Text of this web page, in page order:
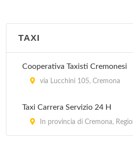
TAXI
Cooperativa Taxisti Cremonesi
via Lucchini 105, Cremona
Taxi Carrera Servizio 24 H
In provincia di Cremona,